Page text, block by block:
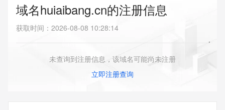
域名huiaibang.cn的注册信息
获取时间 ： 2026-08-08 10:28:14
未查询到注册信息，该域名可能尚未注册
立即注册查询